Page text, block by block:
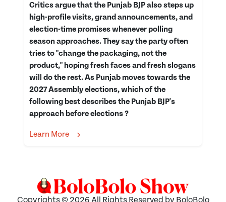
Critics argue that the Punjab BJP also steps up
high-profile visits, grand announcements, and
election-time promises whenever polling
season approaches. They say the party often
tries to "change the packaging, not the
product," hoping fresh faces and fresh slogans
will do the rest. As Punjab moves towards the
2027 Assembly elections, which of the
following best describes the Punjab BJP's
approach before elections ?
Learn More